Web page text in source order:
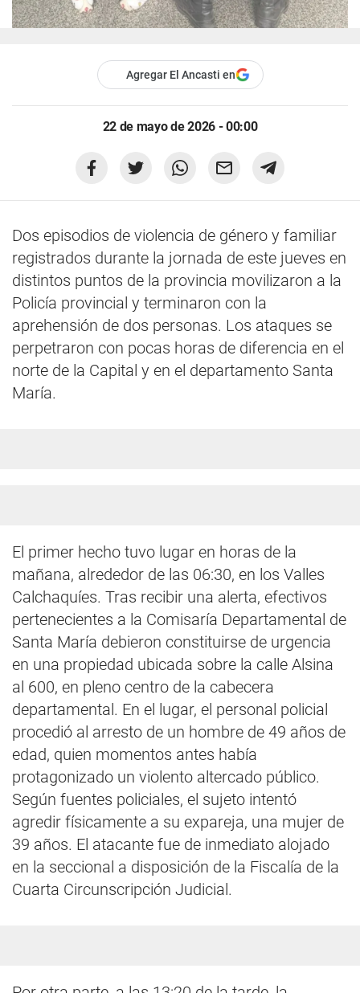
Agregar El Ancasti en
22 de mayo de 2026 - 00:00
Dos episodios de violencia de género y familiar
registrados durante la jornada de este jueves en
distintos puntos de la provincia movilizaron a la
Policía provincial y terminaron con la
aprehensión de dos personas. Los ataques se
perpetraron con pocas horas de diferencia en el
norte de la Capital y en el departamento Santa
María.
El primer hecho tuvo lugar en horas de la
mañana, alrededor de las 06:30, en los Valles
Calchaquíes. Tras recibir una alerta, efectivos
pertenecientes a la Comisaría Departamental de
Santa María debieron constituirse de urgencia
en una propiedad ubicada sobre la calle Alsina
al 600, en pleno centro de la cabecera
departamental. En el lugar, el personal policial
procedió al arresto de un hombre de 49 años de
edad, quien momentos antes había
protagonizado un violento altercado público.
Según fuentes policiales, el sujeto intentó
agredir físicamente a su expareja, una mujer de
39 años. El atacante fue de inmediato alojado
en la seccional a disposición de la Fiscalía de la
Cuarta Circunscripción Judicial.